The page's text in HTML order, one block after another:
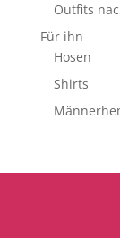
Outfits
Für ihn
Hosen
Shirts